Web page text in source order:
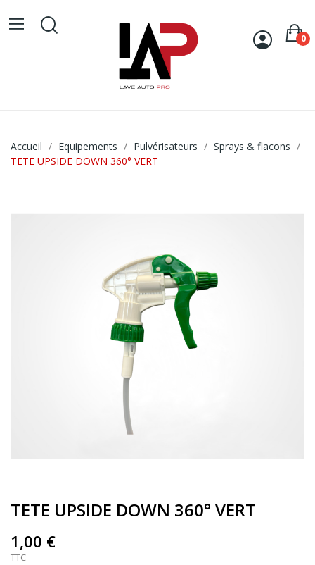
0
Accueil Equipements Pulvérisateurs
Sprays & flacons
TETE UPSIDE DOWN 360° VERT
TETE UPSIDE DOWN 360° VERT
1,00 €
TTC